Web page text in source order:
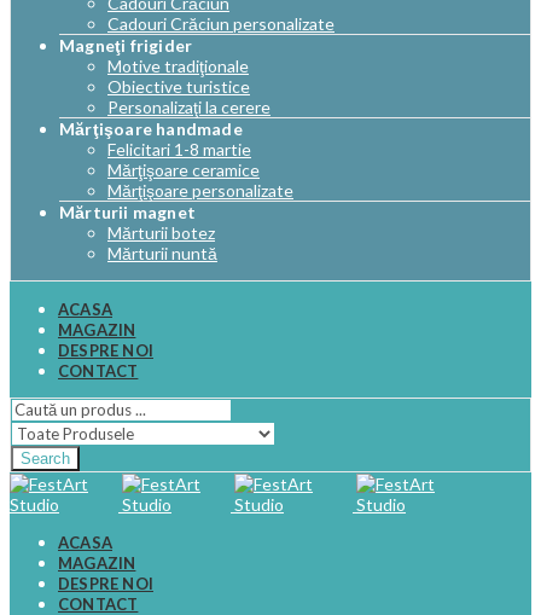
Cadouri Crăciun personalizate
Magneţi frigider
Motive tradiţionale
Obiective turistice
Personalizaţi la cerere
Mărţişoare handmade
Felicitari 1-8 martie
Mărţişoare ceramice
Mărţişoare personalizate
Mărturii magnet
Mărturii botez
Mărturii nuntă
ACASA
MAGAZIN
DESPRE NOI
CONTACT
Search
ACASA
MAGAZIN
DESPRE NOI
CONTACT